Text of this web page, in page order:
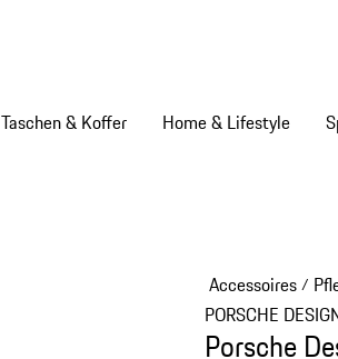
Taschen & Koffer Home & Lifestyle
Accessoires/
PORSCHE
Porsche